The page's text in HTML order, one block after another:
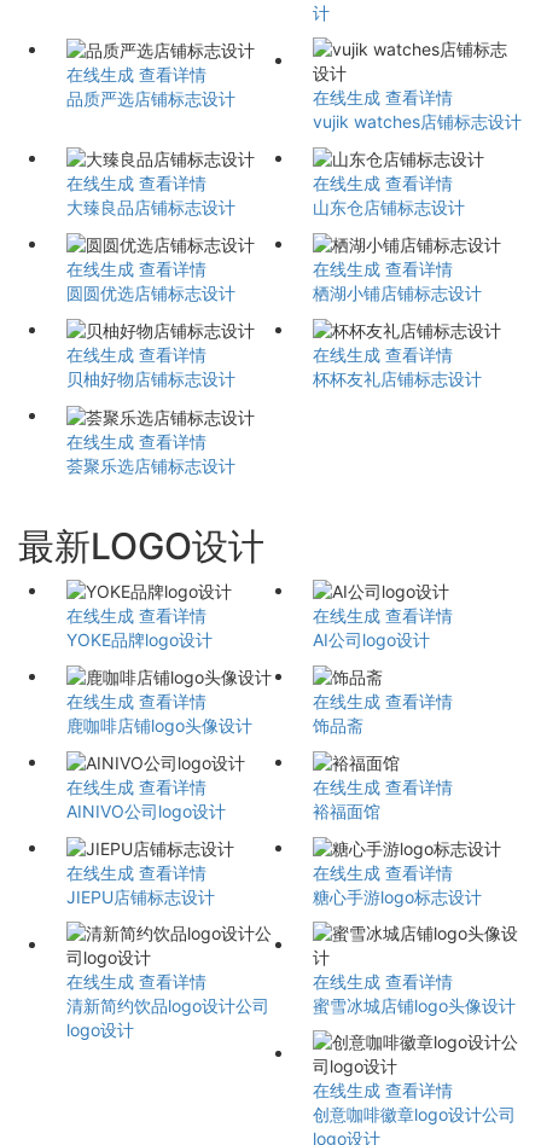
计
在线生成 查看详情
品质严选店铺标志设计
在线生成 查看详情
vujik watches店铺标志设计
在线生成 查看详情
大臻良品店铺标志设计
在线生成 查看详情
山东仓店铺标志设计
在线生成 查看详情
圆圆优选店铺标志设计
在线生成 查看详情
栖湖小铺店铺标志设计
在线生成 查看详情
贝柚好物店铺标志设计
在线生成 查看详情
杯杯友礼店铺标志设计
在线生成 查看详情
荟聚乐选店铺标志设计
最新LOGO设计
在线生成 查看详情
YOKE品牌logo设计
在线生成 查看详情
AI公司logo设计
在线生成 查看详情
鹿咖啡店铺logo头像设计
在线生成 查看详情
饰品斋
在线生成 查看详情
AINIVO公司logo设计
在线生成 查看详情
裕福面馆
在线生成 查看详情
JIEPU店铺标志设计
在线生成 查看详情
糖心手游logo标志设计
在线生成 查看详情
清新简约饮品logo设计公司
logo设计
在线生成 查看详情
蜜雪冰城店铺logo头像设计
在线生成 查看详情
创意咖啡徽章logo设计公司
logo设计